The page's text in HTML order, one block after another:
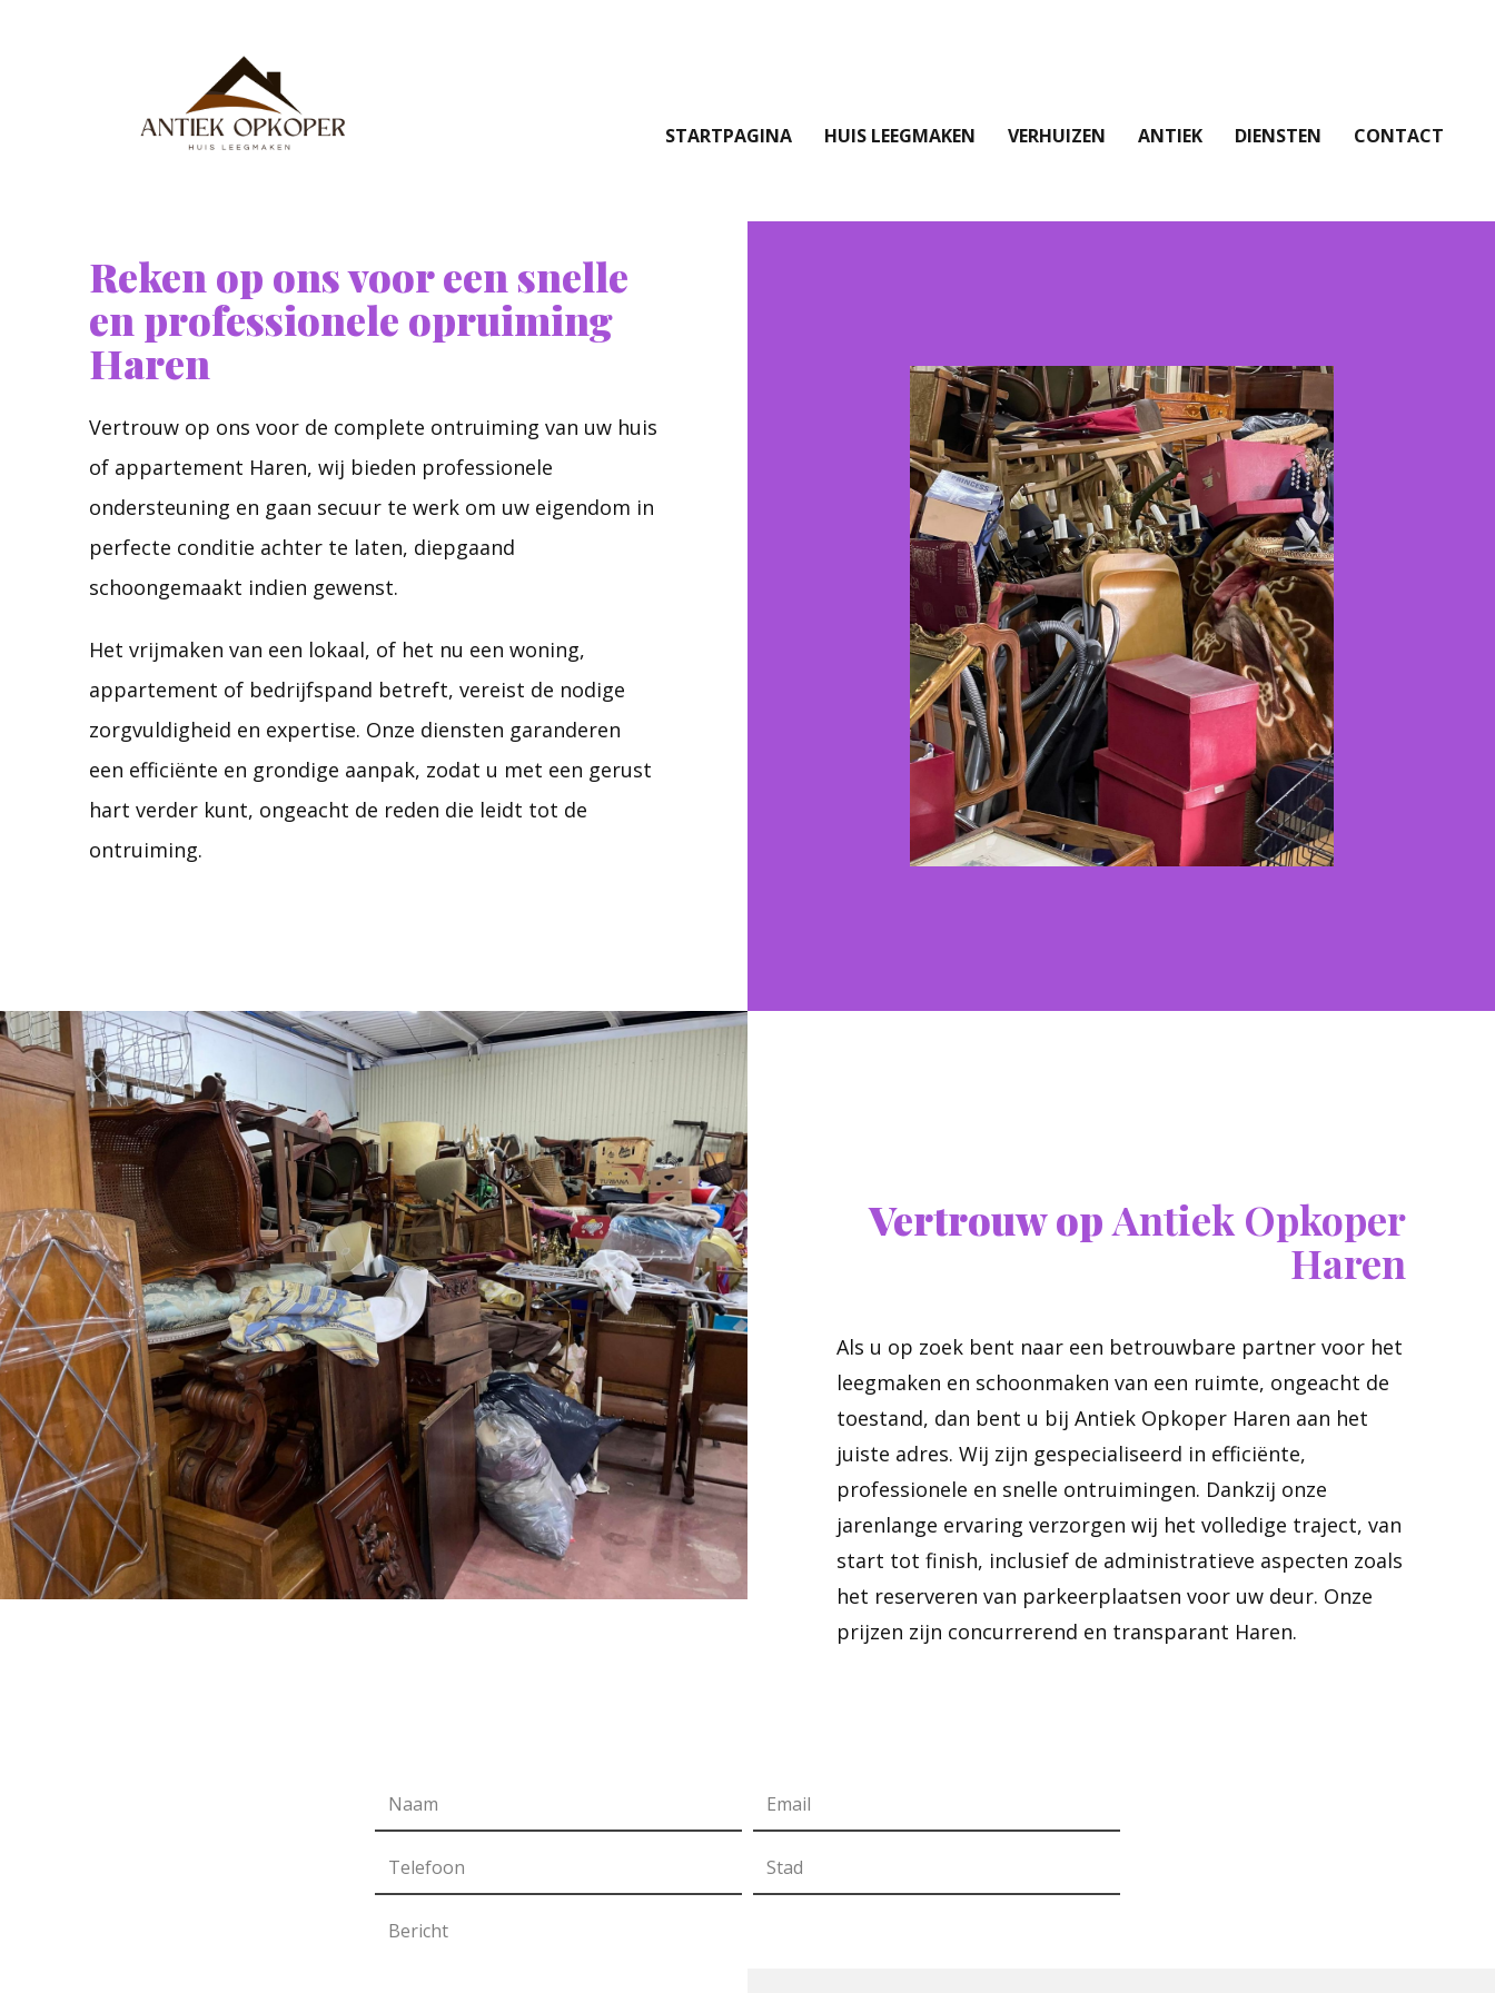
STARTPAGINA HUIS LEEGMAKEN VERHUIZEN ANTIEK DIENSTEN CONTACT
Reken op ons voor een snelle
en professionele opruiming
Haren
Vertrouw op ons voor de complete ontruiming van uw huis
of appartement Haren, wij bieden professionele
ondersteuning en gaan secuur te werk om uw eigendom in
perfecte conditie achter te laten, diepgaand
schoongemaakt indien gewenst.
Het vrijmaken van een lokaal, of het nu een woning,
appartement of bedrijfspand betreft, vereist de nodige
zorgvuldigheid en expertise. Onze diensten garanderen
een efficiënte en grondige aanpak, zodat u met een gerust
hart verder kunt, ongeacht de reden die leidt tot de
ontruiming.
Vertrouw opAntiek Opkoper
Haren
Als u op zoek bent naar een betrouwbare partner voor het
leegmaken en schoonmaken van een ruimte, ongeacht de
toestand, dan bent u bij Antiek Opkoper Haren aan het
juiste adres. Wij zijn gespecialiseerd in efficiënte,
professionele en snelle ontruimingen. Dankzij onze
jarenlange ervaring verzorgen wij het volledige traject, van
start tot finish, inclusief de administratieve aspecten zoals
het reserveren van parkeerplaatsen voor uw deur. Onze
prijzen zijn concurrerend en transparant Haren.